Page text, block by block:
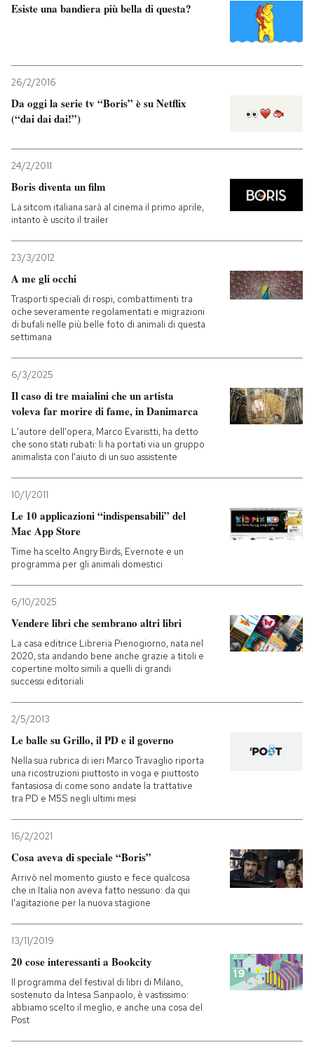
CALENDARIO
Entra
Esiste una bandiera più bella di questa?
26/2/2016
Da oggi la serie tv “Boris” è su Netflix
(“dai dai dai!”)
24/2/2011
Boris diventa un film
La sitcom italiana sarà al cinema il primo aprile,
intanto è uscito il trailer
23/3/2012
A me gli occhi
Trasporti speciali di rospi, combattimenti tra
oche severamente regolamentati e migrazioni
di bufali nelle più belle foto di animali di questa
settimana
6/3/2025
Il caso di tre maialini che un artista
voleva far morire di fame, in Danimarca
L'autore dell'opera, Marco Evaristti, ha detto
che sono stati rubati: li ha portati via un gruppo
animalista con l'aiuto di un suo assistente
10/1/2011
Le 10 applicazioni “indispensabili” del
Mac App Store
Time ha scelto Angry Birds, Evernote e un
programma per gli animali domestici
6/10/2025
Vendere libri che sembrano altri libri
La casa editrice Libreria Pienogiorno, nata nel
2020, sta andando bene anche grazie a titoli e
copertine molto simili a quelli di grandi
successi editoriali
2/5/2013
Le balle su Grillo, il PD e il governo
Nella sua rubrica di ieri Marco Travaglio riporta
una ricostruzioni piuttosto in voga e piuttosto
fantasiosa di come sono andate la trattative
tra PD e M5S negli ultimi mesi
16/2/2021
Cosa aveva di speciale “Boris”
Arrivò nel momento giusto e fece qualcosa
che in Italia non aveva fatto nessuno: da qui
l'agitazione per la nuova stagione
13/11/2019
20 cose interessanti a Bookcity
Il programma del festival di libri di Milano,
sostenuto da Intesa Sanpaolo, è vastissimo:
abbiamo scelto il meglio, e anche una cosa del
Post